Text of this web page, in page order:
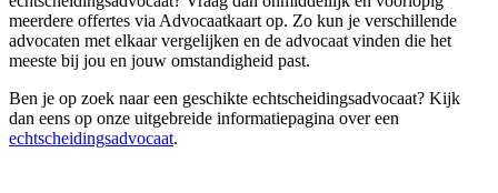
meerdere offertes via Advocaatkaart op. Zo kun je verschillende
advocaten met elkaar vergelijken en de advocaat vinden die het
meeste bij jou en jouw omstandigheid past.
Ben je op zoek naar een geschikte echtscheidingsadvocaat? Kijk
dan eens op onze uitgebreide informatiepagina over een
echtscheidingsadvocaat.